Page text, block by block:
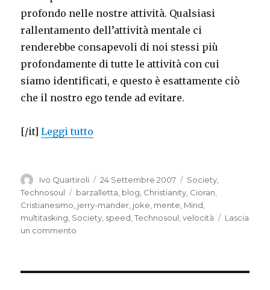
profondo nelle nostre attività. Qualsiasi
rallentamento dell’attività mentale ci
renderebbe consapevoli di noi stessi più
profondamente di tutte le attività con cui
siamo identificati, e questo è esattamente ciò
che il nostro ego tende ad evitare.
[/it]Leggi tutto
Autore
Ivo Quartiroli
Pubblicato
il
24 Settembre 2007 Categorie
Society
Technosoul
Tag
barzalletta blog Christianity Cioran
Cristianesimo jerry-mander joke mente Mind
multitasking Society speed ,Technosoul ,velocità
Lascia
un commento